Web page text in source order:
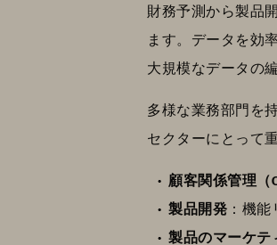
財務予測から製品
ます。データを効
大規模なデータの
多様な業務部門を
セクターにとって
顧客関係管理（
製品開発 ：機
製品のマーケテ